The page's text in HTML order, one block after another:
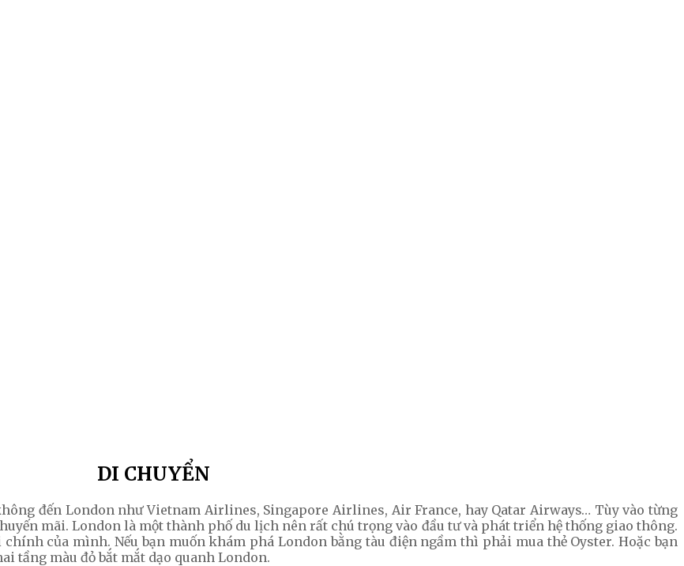
DI CHUYỂN
đến London như Vietnam Airlines, Singapore Airlines, Air France, hay Qatar Airways… Tùy vào từng
mãi. London là một thành phố du lịch nên rất chú trọng vào đầu tư và phát triển hệ thống giao thông.
của mình. Nếu bạn muốn khám phá London bằng tàu điện ngầm thì phải mua thẻ Oyster. Hoặc bạn
tầng màu đỏ bắt mắt dạo quanh London.